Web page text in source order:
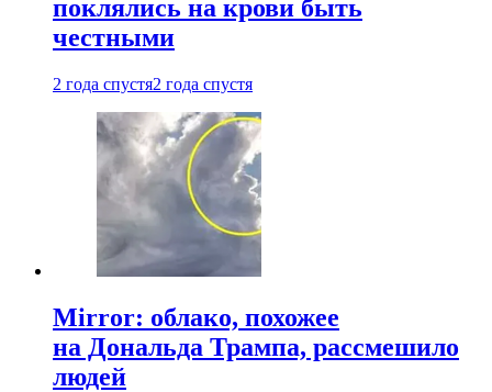
поклялись на крови быть
честными
2 года спустя2 года спустя
Mirror: облако, похожее
на Дональда Трампа, рассмешило
людей